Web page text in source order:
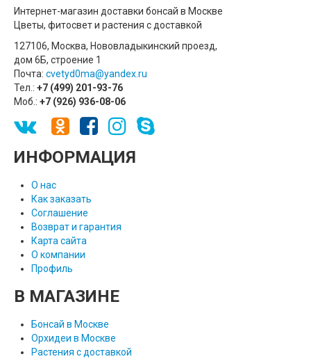
Интернет-магазин доставки бонсай в Москве
Цветы, фитосвет и растения с доставкой
127106, Москва, Нововладыкинский проезд,
дом 6Б, строение 1
Почта: cvetyd0ma@yandex.ru
Тел.: +7 (499) 201-93-76
Моб.: +7 (926) 936-08-06
ИНФОРМАЦИЯ
О нас
Как заказать
Соглашение
Возврат и гарантия
Карта сайта
О компании
Профиль
В МАГАЗИНЕ
Бонсай в Москве
Орхидеи в Москве
Растения с доставкой